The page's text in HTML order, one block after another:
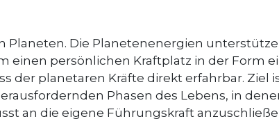
Die Planetenenergien
einen persönlichen Kraftplatz in der Form
der planetaren Kräfte direkt erfahrbar. Ziel
Phasen des Lebens, in
an die eigene Führungskraft